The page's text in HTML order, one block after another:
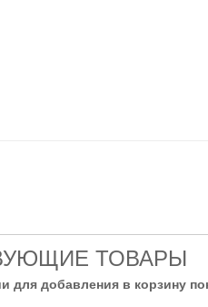
ТОВАРЫ
для добавления в корзину